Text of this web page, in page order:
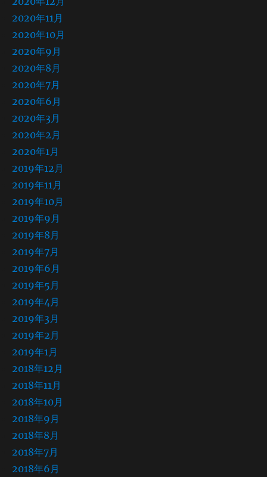
2020年11月
2020年10月
2020年9月
2020年8月
2020年7月
2020年6月
2020年3月
2020年2月
2020年1月
2019年12月
2019年11月
2019年10月
2019年9月
2019年8月
2019年7月
2019年6月
2019年5月
2019年4月
2019年3月
2019年2月
2019年1月
2018年12月
2018年11月
2018年10月
2018年9月
2018年8月
2018年7月
2018年6月